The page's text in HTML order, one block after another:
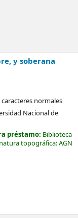
y soberana
caracteres normales
Nacional de
préstamo: Biblioteca
topográfica:AGN